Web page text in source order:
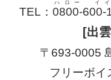
TEL： 0800-600-
ハロー イイ
[出
〒693-0005
フリーボイ